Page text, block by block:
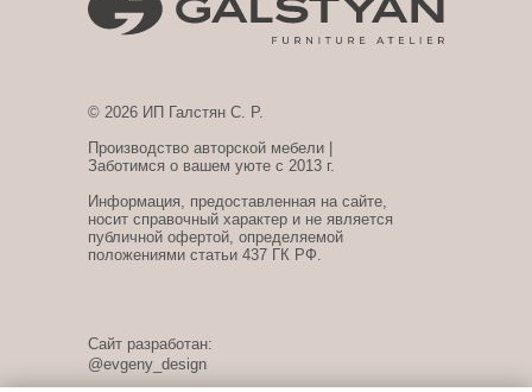
Сайт разработан:
@evgeny_design
© 2026 ИП Галстян С. Р.
Производство авторской мебели |
Заботимся о вашем уюте с 2013 г.
Информация, предоставленная на сайте,
носит справочный характер и не является
публичной офертой, определяемой
положениями статьи 437 ГК РФ.